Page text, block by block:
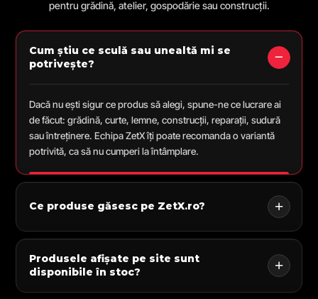
pentru grădină, atelier, gospodărie sau construcții.
Cum știu ce sculă sau unealtă mi se
potrivește?
Dacă nu ești sigur ce produs să alegi, spune-ne ce lucrare ai
de făcut: grădină, curte, lemne, construcții, reparații, sudură
sau întreținere. Echipa ZetX îți poate recomanda o variantă
potrivită, ca să nu cumperi la întâmplare.
Ce produse găsesc pe ZetX.ro?
Produsele afișate pe site sunt
disponibile în stoc?